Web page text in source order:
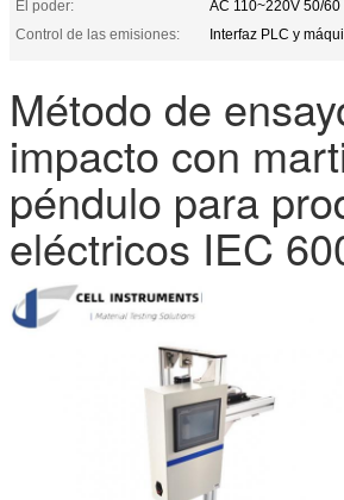
El poder:
AC 110~220V 50/60
Control de las emisiones:
Interfaz PLC y
Método de
impacto con
péndulo para
eléctricos IEC